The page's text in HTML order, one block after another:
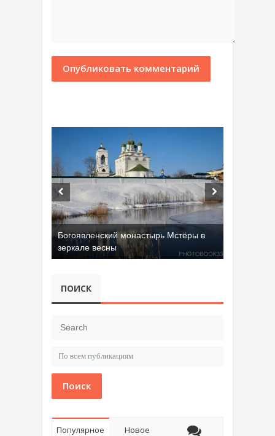
Богоявленский монастырь Мстёры в
зеркале весны
Добрятинский карьер (д. Алферово)
ПОИСК
Поиск
Популярное Новое